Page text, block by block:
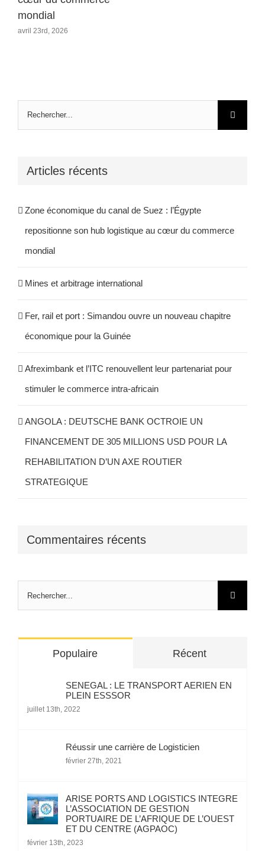
mondial
avril 23rd, 2026
Rechercher:
Articles récents
Zone économique du canal de Suez : l’Égypte
repositionne son hub logistique au cœur du commerce
mondial
Mines et arbitrage international
Fer, rail et port : Simandou ouvre un nouveau chapitre
économique pour la Guinée
Afreximbank et l’ITC renouvellent leur partenariat pour
stimuler le commerce intra-africain
ANGOLA : DEUTSCHE BANK OCTROIE UN
FINANCEMENT DE 305 MILLIONS USD POUR LA
REHABILITATION D’UN AXE ROUTIER
STRATEGIQUE
Commentaires récents
Rechercher:
Populaire Récent
SENEGAL : LE TRANSPORT AERIEN EN
PLEIN ESSSOR
juillet 13th, 2022
Réussir une carrière de Logisticien
février 27th, 2021
ARISE PORTS AND LOGISTICS INTEGRE
L’ASSOCIATION DE GESTION
PORTUAIRE DE L’AFRIQUE DE L’OUEST
ET DU CENTRE (AGPAOC)
février 13th, 2023